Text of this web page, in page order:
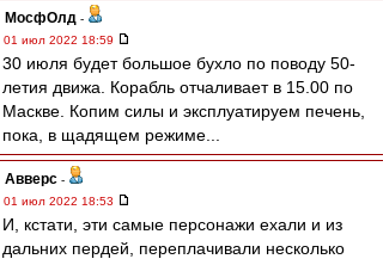
МосфОлд -
01 июл 2022 18:59
30 июля будет большое бухло по поводу 50-
летия движа. Корабль отчаливает в 15.00 по
Маскве. Копим силы и эксплуатируем печень,
пока, в щадящем режиме...
Авверс -
01 июл 2022 18:53
И, кстати, эти самые персонажи ехали и из
дальних пердей, переплачивали несколько